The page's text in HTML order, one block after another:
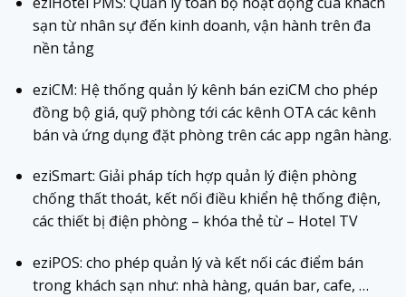
sạn từ nhân sự đến kinh doanh, vận hành trên đa
nền tảng
eziCM: Hệ thống quản lý kênh bán eziCM cho phép
đồng bộ giá, quỹ phòng tới các kênh OTA các kênh
bán và ứng dụng đặt phòng trên các app ngân hàng.
eziSmart: Giải pháp tích hợp quản lý điện phòng
chống thất thoát, kết nối điều khiển hệ thống điện,
các thiết bị điện phòng – khóa thẻ từ – Hotel TV
eziPOS: cho phép quản lý và kết nối các điểm bán
trong khách sạn như: nhà hàng, quán bar, cafe, …